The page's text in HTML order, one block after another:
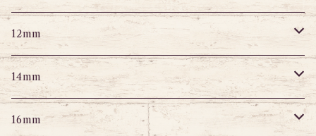
ニップルピアス
スクランパー
フェイクプラグ
変形ピアス
ニップルピアス
パーツ
パーツ
トンネル
アイレット
エキスパンダー
アイレット
エキスパンダー
パーツ
トンネル
プラグ
アイレット
アイレット
エキスパンダー
パーツ
プラグ
アイレット
エキスパンダー
トンネル
プラグ
アイレット
12mm
トンネル
プラグ
14mm
トンネル
16mm